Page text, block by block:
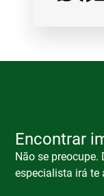
Encontrar
Não se preocupe.
especialista irá te